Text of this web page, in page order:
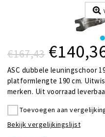
€167,43
ASC dubbele leuningschoor
platformlengte 190 cm.
merken. Uit voorraad
Toevoegen aan
Bekijk vergelijkingslijst